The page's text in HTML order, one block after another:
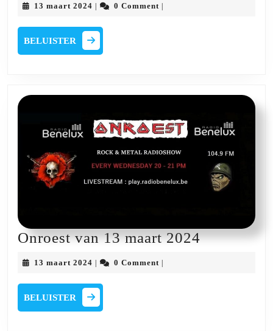
13 maart 2024 13
2024
0 Comment
BELUISTER
Onroest van 13 maart 2024Onroest
13 maart 2024 13
2024
| 0 Comment |
BELUISTER